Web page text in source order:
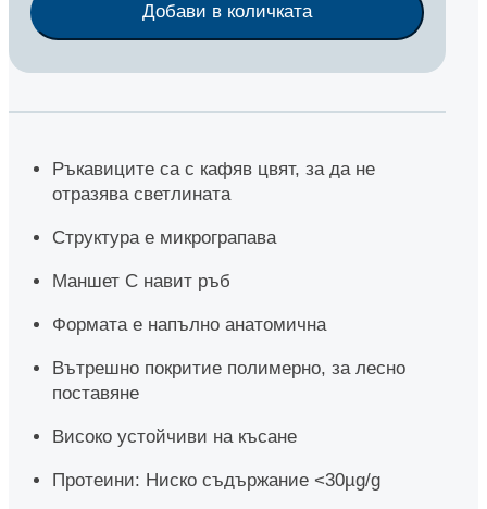
Добави в количката
Ръкавиците са с кафяв цвят, за да не
отразява светлината
Структура е микрограпава
Маншет С навит ръб
Формата е напълно анатомична
Вътрешно покритие полимерно, за лесно
поставяне
Високо устойчиви на късане
Протеини: Ниско съдържание <30µg/g